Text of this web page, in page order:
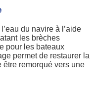
du navire à l’aide
les brèches
pour les bateaux
permet de restaurer la
être remorqué vers une